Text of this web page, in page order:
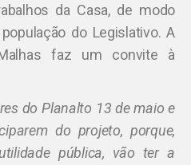
da Casa, de modo
do Legislativo. A
faz um convite à
do Planalto 13 de maio e
do projeto, porque,
pública, vão ter a